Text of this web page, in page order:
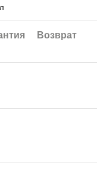
Возврат